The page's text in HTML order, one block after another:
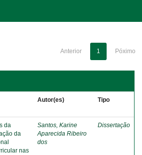
Anterior 1 Póximo
Autor(es) Tipo
da
da
nas
Santos, Karine
Aparecida Ribeiro
dos
Dissertação